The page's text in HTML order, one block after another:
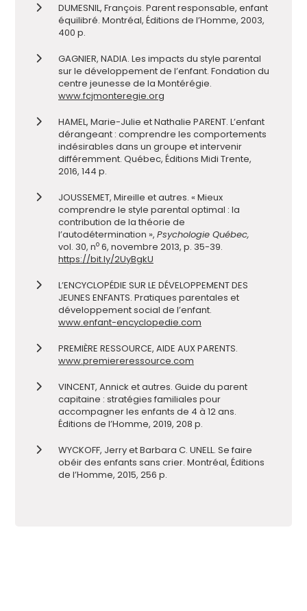
DUMESNIL, François. Parent responsable, enfant
équilibré. Montréal, Éditions de l’Homme, 2003,
400 p.
GAGNIER, NADIA. Les impacts du style parental
sur le développement de l’enfant. Fondation du
centre jeunesse de la Montérégie.
www.fcjmonteregie.org
HAMEL, Marie-Julie et Nathalie PARENT. L’enfant
dérangeant : comprendre les comportements
indésirables dans un groupe et intervenir
différemment. Québec, Éditions Midi Trente,
2016, 144 p.
JOUSSEMET, Mireille et autres. « Mieux
comprendre le style parental optimal : la
contribution de la théorie de
l’autodétermination », Psychologie Québec,
vol. 30, no 6, novembre 2013, p. 35-39.
https://bit.ly/2UyBgkU
L’ENCYCLOPÉDIE SUR LE DÉVELOPPEMENT DES
JEUNES ENFANTS. Pratiques parentales et
développement social de l’enfant.
www.enfant-encyclopedie.com
PREMIÈRE RESSOURCE, AIDE AUX PARENTS.
www.premiereressource.com
VINCENT, Annick et autres. Guide du parent
capitaine : stratégies familiales pour
accompagner les enfants de 4 à 12 ans.
Éditions de l’Homme, 2019, 208 p.
WYCKOFF, Jerry et Barbara C. UNELL. Se faire
obéir des enfants sans crier. Montréal, Éditions
de l’Homme, 2015, 256 p.